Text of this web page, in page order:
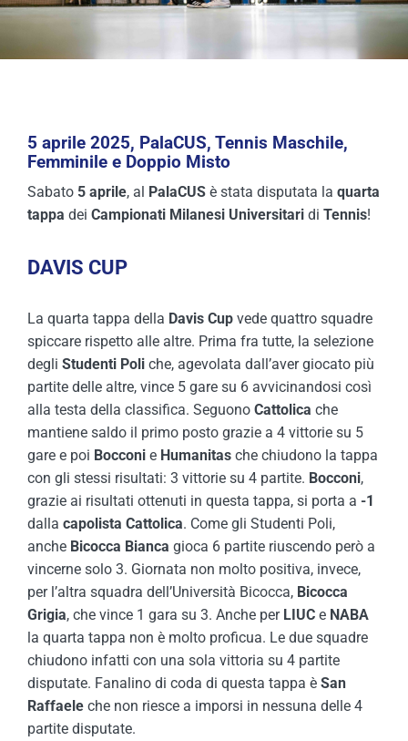
5 aprile 2025, PalaCUS, Tennis Maschile,
Femminile e Doppio Misto
Sabato 5 aprile, al PalaCUS è stata disputata la quarta
tappa dei Campionati Milanesi Universitari di Tennis!
DAVIS CUP
La quarta tappa della Davis Cup vede quattro squadre
spiccare rispetto alle altre. Prima fra tutte, la selezione
degli Studenti Poli che, agevolata dall’aver giocato più
partite delle altre, vince 5 gare su 6 avvicinandosi così
alla testa della classifica. Seguono Cattolica che
mantiene saldo il primo posto grazie a 4 vittorie su 5
gare e poi Bocconi e Humanitas che chiudono la tappa
con gli stessi risultati: 3 vittorie su 4 partite. Bocconi,
grazie ai risultati ottenuti in questa tappa, si porta a -1
dalla capolista Cattolica. Come gli Studenti Poli,
anche Bicocca Bianca gioca 6 partite riuscendo però a
vincerne solo 3. Giornata non molto positiva, invece,
per l’altra squadra dell’Università Bicocca, Bicocca
Grigia, che vince 1 gara su 3. Anche per LIUC e NABA
la quarta tappa non è molto proficua. Le due squadre
chiudono infatti con una sola vittoria su 4 partite
disputate. Fanalino di coda di questa tappa è San
Raffaele che non riesce a imporsi in nessuna delle 4
partite disputate.